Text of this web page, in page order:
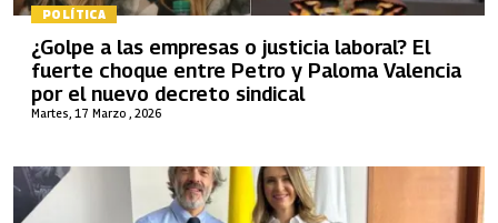
POLÍTICA
Martes, 17 Marzo , 2026
¿Golpe a las empresas o justicia laboral? El
fuerte choque entre Petro y Paloma Valencia
por el nuevo decreto sindical